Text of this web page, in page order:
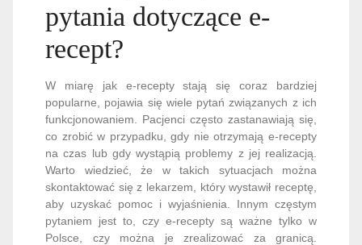
pytania dotyczące e-
recept?
W miarę jak e-recepty stają się coraz bardziej
popularne, pojawia się wiele pytań związanych z ich
funkcjonowaniem. Pacjenci często zastanawiają się,
co zrobić w przypadku, gdy nie otrzymają e-recepty
na czas lub gdy wystąpią problemy z jej realizacją.
Warto wiedzieć, że w takich sytuacjach można
skontaktować się z lekarzem, który wystawił receptę,
aby uzyskać pomoc i wyjaśnienia. Innym częstym
pytaniem jest to, czy e-recepty są ważne tylko w
Polsce, czy można je zrealizować za granicą.